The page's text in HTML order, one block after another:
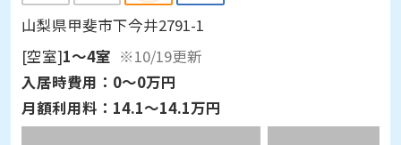
山梨県甲斐市下今井2791-1
[空室]1～4室 ※10/19更新
入居時費用： 0～0万円
月額利用料： 14.1～14.1万円